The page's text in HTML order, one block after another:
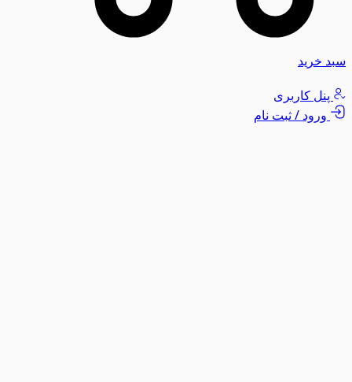
سبد خرید
پنل کاربری
ورود / ثبت نام